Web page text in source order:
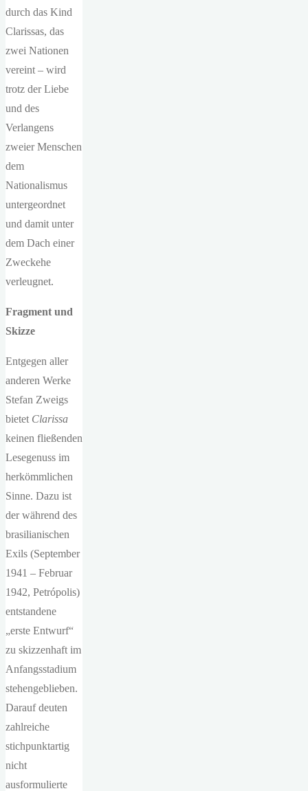
durch das Kind
Clarissas, das
zwei Nationen
vereint – wird
trotz der Liebe
und des
Verlangens
zweier Menschen
dem
Nationalismus
untergeordnet
und damit unter
dem Dach einer
Zweckehe
verleugnet.
Fragment und
Skizze
Entgegen aller
anderen Werke
Stefan Zweigs
bietet Clarissa
keinen fließenden
Lesegenuss im
herkömmlichen
Sinne. Dazu ist
der während des
brasilianischen
Exils (September
1941 – Februar
1942, Petrópolis)
entstandene
„erste Entwurf“
zu skizzenhaft im
Anfangsstadium
stehengeblieben.
Darauf deuten
zahlreiche
stichpunktartig
nicht
ausformulierte